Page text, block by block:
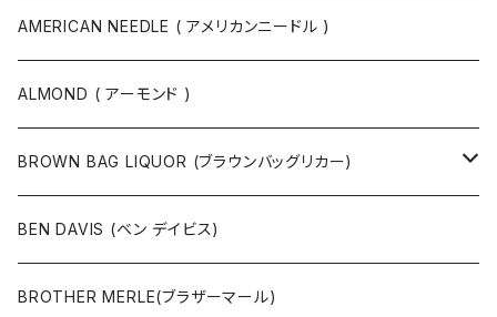
ボディバッグ・ヒップバッグ
ボストンバッグ / 旅行バッグ
ポーチ
サングラス
マスク
ベルト
その他
マスクコード
カットソー
ニット
ジャケット・ブルゾン
コート
パンツ
ニット
スウェット
カットソー
パンツ
ジャケット・ブルゾン
AMERICAN NEEDLE ( アメリカンニードル )
ALMOND ( アーモンド )
BROWN BAG LIQUOR (ブラウンバッグリカー)
半袖Tシャツ
長袖Tシャツ
BEN DAVIS (ベン デイビス)
BROTHER MERLE(ブラザーマール)